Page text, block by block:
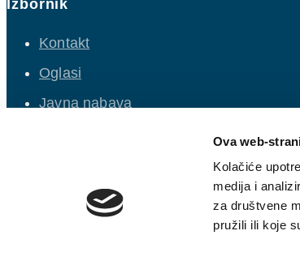
Ova web-
Kolačiće
medija i
za društvene
pružili ili koje
Izbornik
Kontakt
Oglasi
Javna nabava
Opći uvjeti isporuke vodnih usluga
Politika kolačića